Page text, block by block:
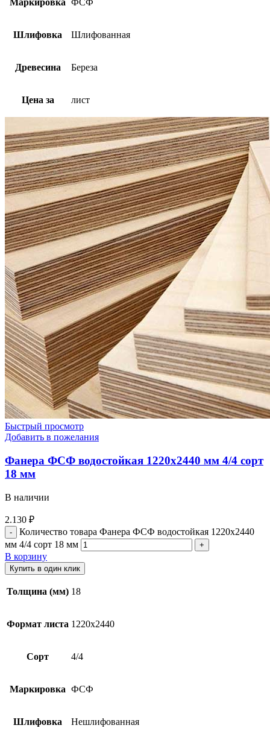
Маркировка ФСФ
Шлифовка Шлифованная
Древесина Береза
Цена за лист
Быстрый просмотр
Добавить в пожелания
Фанера ФСФ водостойкая 1220х2440 мм 4/4 сорт
18 мм
В наличии
2.130 ₽
Количество товара Фанера ФСФ водостойкая 1220х2440
мм 4/4 сорт 18 мм
В корзину
Купить в один клик
Толщина (мм) 18
Формат листа 1220х2440
Сорт 4/4
Маркировка ФСФ
Шлифовка Нешлифованная